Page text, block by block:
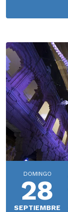
DOMINGO
28
SEPTIEMBRE